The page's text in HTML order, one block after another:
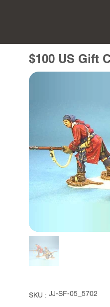
$100 US Gift
SKU :
SKU
JJ-
JJ-SF-05_5702